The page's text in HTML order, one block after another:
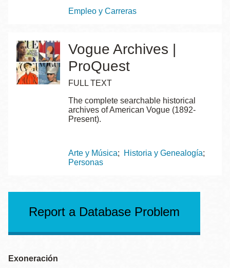
Topics
Empleo y Carreras
Vogue Archives |
ProQuest
FULL TEXT
The complete searchable historical
archives of American Vogue (1892-
Present).
Topics
Arte y Música
Historia y Genealogía
Personas
Report a Database Problem
Exoneración